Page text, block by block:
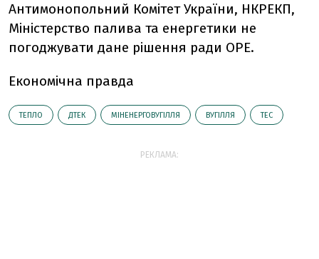
Антимонопольний Комітет України, НКРЕКП,
Міністерство палива та енергетики не
погоджувати дане рішення ради ОРЕ.
Економічна правда
ТЕПЛО ДТЕК МІНЕНЕРГОВУГІЛЛЯ ВУГІЛЛЯ ТЕС
РЕКЛАМА: